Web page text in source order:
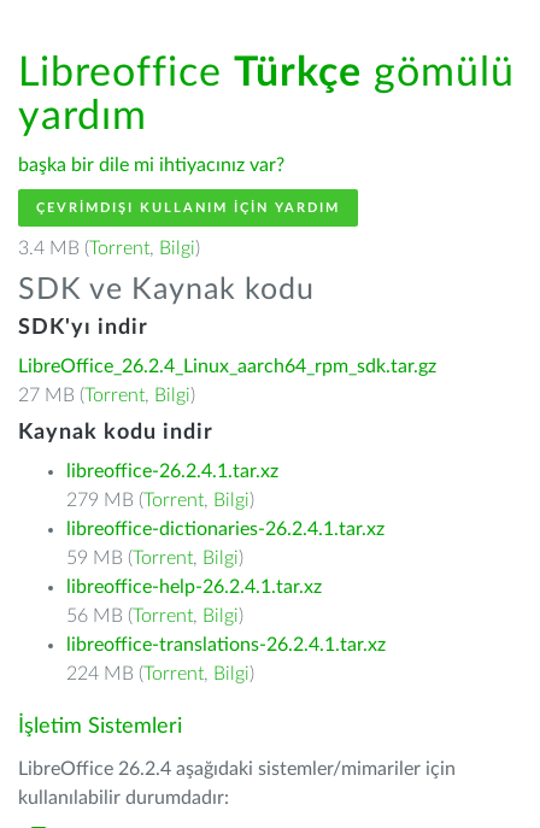
Libreoffice Türkçe gömülü
yardım
başka bir dile mi ihtiyacınız var?
ÇEVRIMDIŞI KULLANIM IÇIN YARDIM
3.4 MB (Torrent, Bilgi)
SDK ve Kaynak kodu
SDK'yı indir
LibreOffice_26.2.4_Linux_aarch64_rpm_sdk.tar.gz
27 MB (Torrent, Bilgi)
Kaynak kodu indir
libreoffice-26.2.4.1.tar.xz
279 MB (Torrent, Bilgi)
libreoffice-dictionaries-26.2.4.1.tar.xz
59 MB (Torrent, Bilgi)
libreoffice-help-26.2.4.1.tar.xz
56 MB (Torrent, Bilgi)
libreoffice-translations-26.2.4.1.tar.xz
224 MB (Torrent, Bilgi)
İşletim Sistemleri
LibreOffice 26.2.4 aşağıdaki sistemler/mimariler için
kullanılabilir durumdadır: